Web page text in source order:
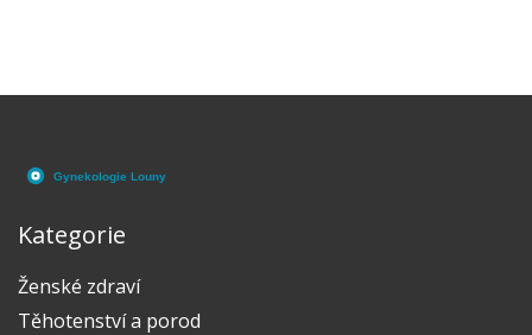
Kategorie
Ženské zdraví
Těhotenství a porod